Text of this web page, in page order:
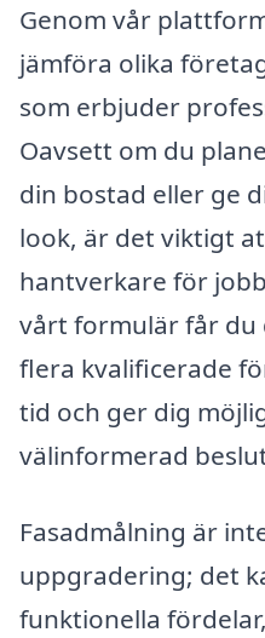
Genom vår
jämföra olika
som erbjuder
Oavsett om du
din bostad eller ge
look, är det viktigt
hantverkare för
vårt formulär får du
flera kvalificerade
tid och ger dig
välinformerad
Fasadmålning är
uppgradering; det
funktionella